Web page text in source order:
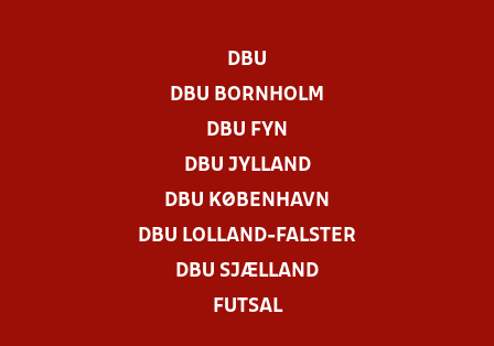
DBU
DBU BORNHOLM
DBU FYN
DBU JYLLAND
DBU KØBENHAVN
DBU LOLLAND-FALSTER
DBU SJÆLLAND
FUTSAL